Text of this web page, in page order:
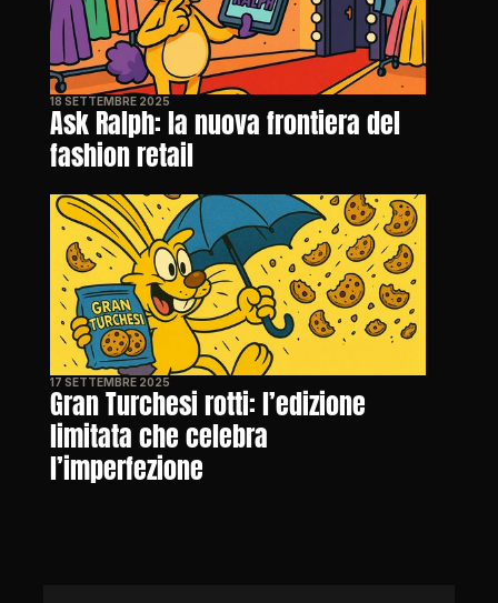
18 SETTEMBRE 2025
Ask Ralph: la nuova frontiera del
fashion retail
17 SETTEMBRE 2025
Gran Turchesi rotti: l’edizione
limitata che celebra
l’imperfezione